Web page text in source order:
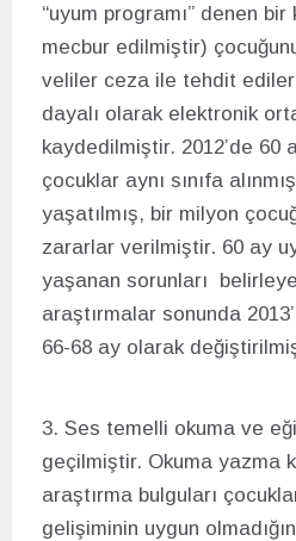
“uyum programı” denen
mecbur edilmiştir)
veliler ceza ile tehdit
dayalı olarak elektronik
kaydedilmiştir. 2012’de 60
çocuklar aynı sınıfa
yaşatılmış, bir milyon
zararlar verilmiştir. 60 ay
yaşanan sorunları
araştırmalar sonunda
66-68 ay olarak
3. Ses temelli okuma ve
geçilmiştir. Okuma yazma
araştırma bulguları
gelişiminin uygun